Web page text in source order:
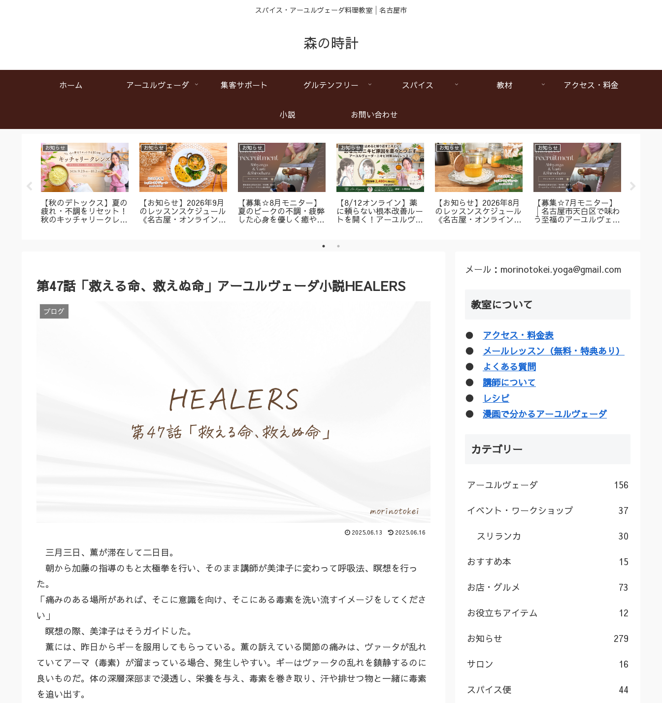
スパイス・アーユルヴェーダ料理教室│名古屋市
森の時計
ホーム アーユルヴェーダ 集客サポート グルテンフリー スパイス 教材 アクセス・料金
小説 お問い合わせ
お知らせ
【秋のデトックス】夏の
疲れ・不調をリセット！
秋のキッチャリークレン
お知らせ
【お知らせ】2026年9月
のレッスンスケジュール
《名古屋・オンラインア
お知らせ
【募集☆8月モニター】
夏のピークの不調・疲弊
した心身を優しく癒やす
お知らせ
【8/12オンライン】薬
に頼らない根本改善ルー
トを開く！アーユルヴェ
付き）
お知らせ
【お知らせ】2026年8月
のレッスンスケジュール
《名古屋・オンラインア
お知らせ
【募集☆7月モニター】
│名古屋市天白区で味わ
う至福のアーユルヴェー
第47話「救える命、救えぬ命」アーユルヴェーダ小説HEALERS
ブログ
2025.06.13 2025.06.16
三月三日、薫が滞在して二日目。
朝から加藤の指導のもと太極拳を行い、そのまま講師が美津子に変わって呼吸法、瞑想を行っ
た。
「痛みのある場所があれば、そこに意識を向け、そこにある毒素を洗い流すイメージをしてくださ
い」
瞑想の際、美津子はそうガイドした。
薫には、昨日からギーを服用してもらっている。薫の訴えている関節の痛みは、ヴァータが乱れ
ていてアーマ（毒素）が溜まっている場合、発生しやすい。ギーはヴァータの乱れを鎮静するのに
良いものだ。体の深層深部まで浸透し、栄養を与え、毒素を巻き取り、汗や排せつ物と一緒に毒素
を追い出す。
メール：morinotokei.yoga@gmail.com
教室について
● アクセス・料金表
● メールレッスン（無料・特典あり）
●
よくある質問
● 講師について
●
レシピ
● 漫画で分かるアーユルヴェーダ
カテゴリー
アーユルヴェーダ 156
イベント・ワークショップ 37
スリランカ 30
おすすめ本 15
お店・グルメ 73
お役立ちアイテム 12
お知らせ 279
サロン 16
スパイス便 44